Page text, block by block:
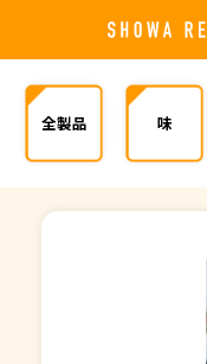
全製品 味